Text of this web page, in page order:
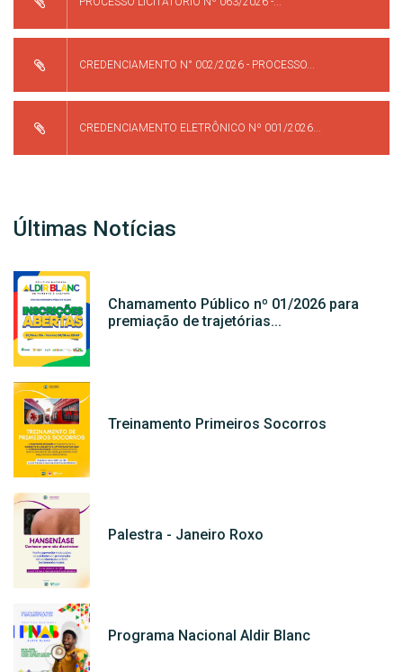
CREDENCIAMENTO N° 002/2026 - PROCESSO...
CREDENCIAMENTO ELETRÔNICO Nº 001/2026...
Últimas Notícias
Chamamento Público nº 01/2026 para
premiação de trajetórias...
Treinamento Primeiros Socorros
Palestra - Janeiro Roxo
Programa Nacional Aldir Blanc